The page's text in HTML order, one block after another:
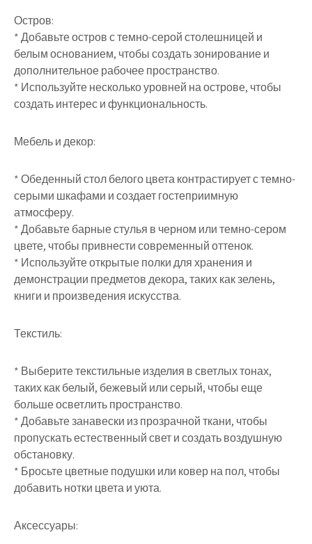
Остров:
* Добавьте остров с темно-серой столешницей и
белым основанием, чтобы создать зонирование и
дополнительное рабочее пространство.
* Используйте несколько уровней на острове, чтобы
создать интерес и функциональность.
Мебель и декор:
* Обеденный стол белого цвета контрастирует с темно-
серыми шкафами и создает гостеприимную
атмосферу.
* Добавьте барные стулья в черном или темно-сером
цвете, чтобы привнести современный оттенок.
* Используйте открытые полки для хранения и
демонстрации предметов декора, таких как зелень,
книги и произведения искусства.
Текстиль:
* Выберите текстильные изделия в светлых тонах,
таких как белый, бежевый или серый, чтобы еще
больше осветлить пространство.
* Добавьте занавески из прозрачной ткани, чтобы
пропускать естественный свет и создать воздушную
обстановку.
* Бросьте цветные подушки или ковер на пол, чтобы
добавить нотки цвета и уюта.
Аксессуары: